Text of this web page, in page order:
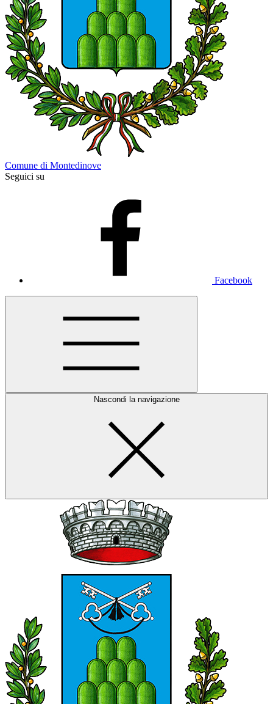
Comune di Montedinove
Seguici su
Facebook
Nascondi la navigazione